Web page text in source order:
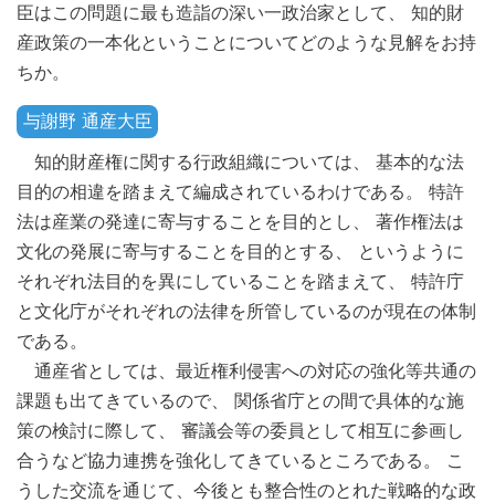
臣はこの問題に最も造詣の深い一政治家として、 知的財
産政策の一本化ということについてどのような見解をお持
ちか。
与謝野 通産大臣
知的財産権に関する行政組織については、 基本的な法
目的の相違を踏まえて編成されているわけである。 特許
法は産業の発達に寄与することを目的とし、 著作権法は
文化の発展に寄与することを目的とする、 というように
それぞれ法目的を異にしていることを踏まえて、 特許庁
と文化庁がそれぞれの法律を所管しているのが現在の体制
である。
通産省としては、最近権利侵害への対応の強化等共通の
課題も出てきているので、 関係省庁との間で具体的な施
策の検討に際して、 審議会等の委員として相互に参画し
合うなど協力連携を強化してきているところである。 こ
うした交流を通じて、今後とも整合性のとれた戦略的な政